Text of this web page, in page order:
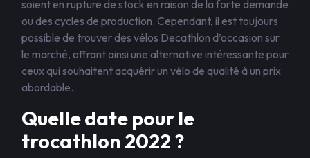
soient en rupture de stock en raison de la forte demande
ou des cycles de production. Cependant, il est toujours
possible de trouver des vélos Decathlon d’occasion sur
le marché, offrant ainsi une alternative intéressante pour
ceux qui souhaitent acquérir un vélo de qualité à un prix
abordable.
Quelle date pour le
trocathlon 2022 ?